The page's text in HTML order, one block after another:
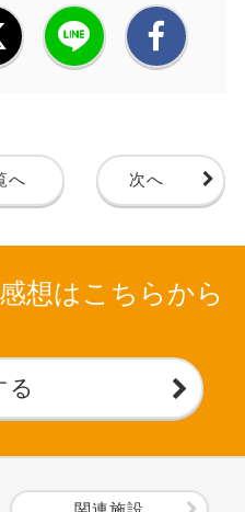
へ 次へ
想はこちらから
る